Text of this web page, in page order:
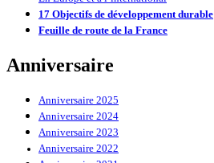
17 Objectifs de développement durable
Feuille de route de la France
Anniversaire
Anniversaire 2025
Anniversaire 2024
Anniversaire 2023
Anniversaire 2022